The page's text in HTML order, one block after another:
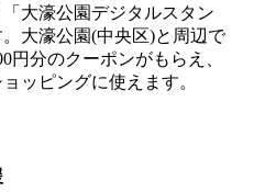
大濠公園デジタルスタン
大濠公園(中央区)と周辺で
円分のクーポンがもらえ、
ッピングに使えます。